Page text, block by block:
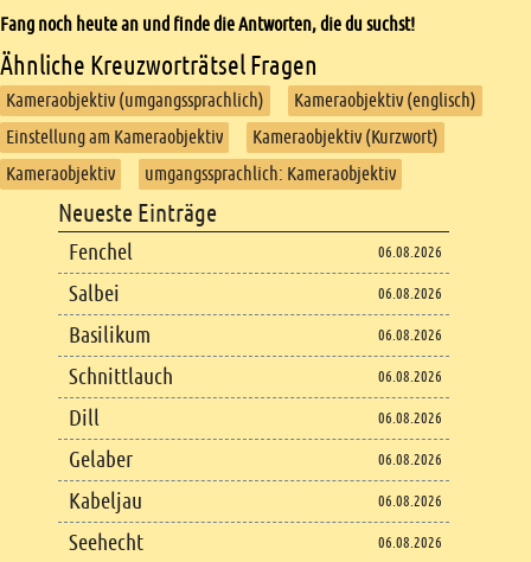
Fang noch heute an und finde die Antworten, die du suchst!
Ähnliche Kreuzworträtsel Fragen
Kameraobjektiv (umgangssprachlich)
Kameraobjektiv (englisch)
Einstellung am Kameraobjektiv
Kameraobjektiv (Kurzwort)
Kameraobjektiv
umgangssprachlich: Kameraobjektiv
Footer content
Neueste Einträge
Fenchel 06.08.2026
Salbei 06.08.2026
Basilikum 06.08.2026
Schnittlauch 06.08.2026
Dill 06.08.2026
Gelaber 06.08.2026
Kabeljau 06.08.2026
Seehecht 06.08.2026